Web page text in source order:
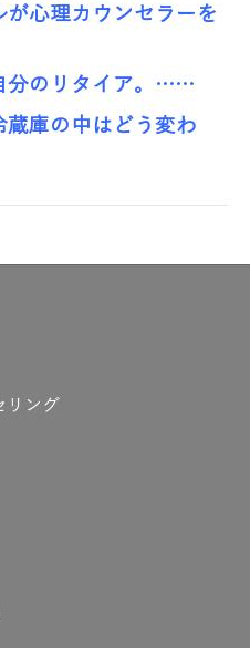
心理カウンセラーを
分のリタイア。……
庫の中はどう変わ
リング